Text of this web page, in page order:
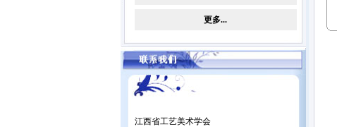
更多...
江西省工艺美术学会